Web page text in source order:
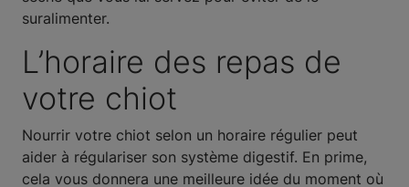
suralimenter.
L’horaire des repas de
votre chiot
Nourrir votre chiot selon un horaire régulier peut
aider à régulariser son système digestif. En prime,
cela vous donnera une meilleure idée du moment où